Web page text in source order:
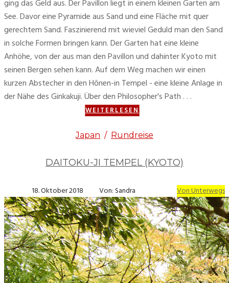
ging das Geld aus. Der Pavillon liegt in einem kleinen Garten am
See. Davor eine Pyramide aus Sand und eine Fläche mit quer
gerechtem Sand. Faszinierend mit wieviel Geduld man den Sand
in solche Formen bringen kann. Der Garten hat eine kleine
Anhöhe, von der aus man den Pavillon und dahinter Kyoto mit
seinen Bergen sehen kann. Auf dem Weg machen wir einen
kurzen Abstecher in den Hōnen-in Tempel - eine kleine Anlage in
der Nähe des Ginkakuji. Über den Philosopher's Path . . .
WEITERLESEN
Japan / Rundreise
DAITOKU-JI TEMPEL (KYOTO)
18. Oktober 2018 Von: Sandra Von Unterwegs